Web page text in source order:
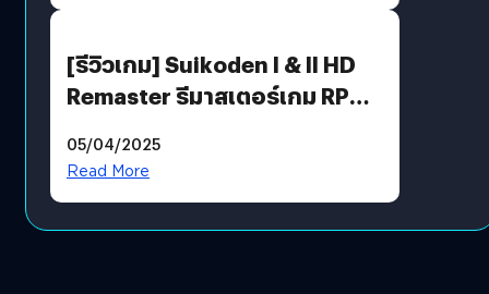
[รีวิวเกม] Suikoden I & II HD
Remaster รีมาสเตอร์เกม RPG
05/04/2025
Read More